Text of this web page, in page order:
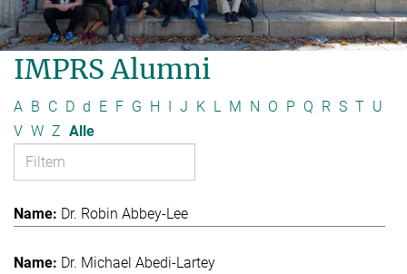
IMPRS Alumni
A B C D d E F G H J K L M N O P Q R S T U
V W Z Alle
Dr. Robin Abbey-Lee
Dr. Michael Abedi-Lartey